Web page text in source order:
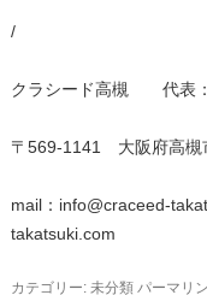
/
クラシード高槻 代表
〒569-1141 大阪府高槻
mail：info@craceed-
takatsuki.com
カテゴリー: 未分類 パーマリ